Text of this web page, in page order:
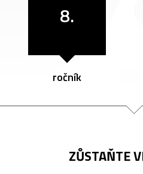
8.
ročník
ZŮSTAŇTE